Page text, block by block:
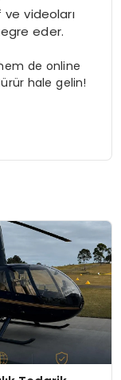
videoları
eder.
de online
hale gelin!